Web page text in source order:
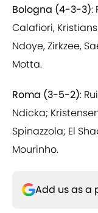
Bologna (4-3-3):
Calafiori,
Ndoye, Zirkzee,
Motta.
Roma (3-5-2):
Ndicka;
Spinazzola; El
Mourinho.
Add us as a